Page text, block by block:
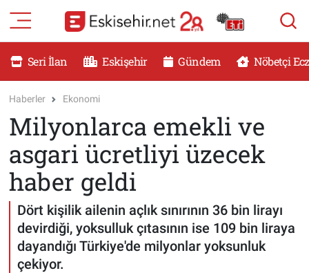
Seri İlan Eskişehir Gündem Nöbetçi
Haberler Ekonomi
Milyonlarca emekli ve
asgari ücretliyi üzecek
haber geldi
Dört kişilik ailenin açlık sınırının 36 bin lirayı
devirdiği, yoksulluk çıtasının ise 109 bin liraya
dayandığı Türkiye'de milyonlar yoksunluk
çekiyor.
RESMİ İLANLAR
DÜNYA
SAĞLIK
MAGAZİN
KADIN
TEKNOLOJİ
Eskişehir Nöbetçi Eczaneler
Eskişehir Namaz Vakitleri
Eskişehir Trafik Yoğunluk Haritası
Süper Lig Puan Durumu ve Fikstür
Tüm Manşetler
Son Dakika Haberleri